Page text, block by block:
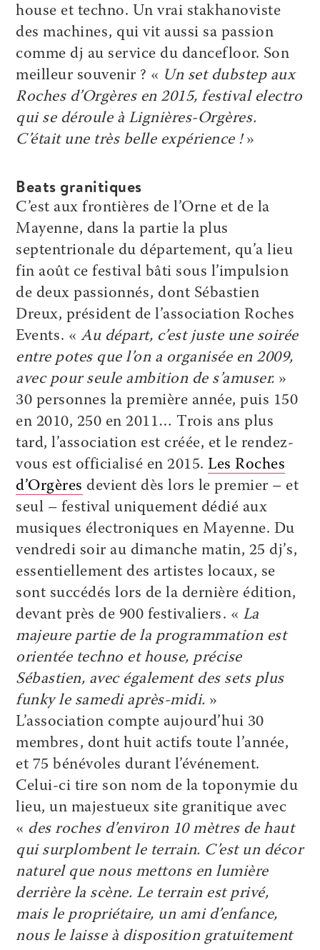
house et techno. Un vrai stakhanoviste
des machines, qui vit aussi sa passion
comme dj au service du dancefloor. Son
meilleur souvenir ? « Un set dubstep aux
Roches d’Orgères en 2015, festival electro
qui se déroule à Lignières-Orgères.
C’était une très belle expérience !»
Beats granitiques
C’est aux frontières de l’Orne et de la
Mayenne, dans la partie la plus
septentrionale du département, qu’a lieu
fin août ce festival bâti sous l’impulsion
de deux passionnés, dont Sébastien
Dreux, président de l’association Roches
Events. « Au départ, c’est juste une soirée
entre potes que l’on a organisée en 2009,
avec pour seule ambition de s’amuser. »
30 personnes la première année, puis 150
en 2010, 250 en 2011… Trois ans plus
tard, l’association est créée, et le rendez-
vous est officialisé en 2015.Les Roches
d’Orgères devient dès lors le premier – et
seul – festival uniquement dédié aux
musiques électroniques en Mayenne. Du
vendredi soir au dimanche matin, 25 dj’s,
essentiellement des artistes locaux, se
sont succédés lors de la dernière édition,
devant près de 900 festivaliers. « La
majeure partie de la programmation est
orientée techno et house, précise
Sébastien, avec également des sets plus
funky le samedi après-midi. »
L’association compte aujourd’hui 30
membres, dont huit actifs toute l’année,
et 75 bénévoles durant l’événement.
Celui-ci tire son nom de la toponymie du
lieu, un majestueux site granitique avec
« des roches d’environ 10 mètres de haut
qui surplombent le terrain. C’est un décor
naturel que nous mettons en lumière
derrière la scène. Le terrain est privé,
mais le propriétaire, un ami d’enfance,
nous le laisse à disposition gratuitement